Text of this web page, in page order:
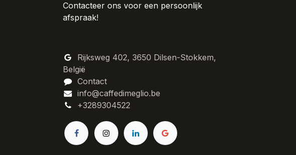
Contacteer ons voor een persoonlijk
afspraak!
Rijksweg 402, 3650 Dilsen-Stokkem,
België
Contact
info@caffedimeglio.be
+3289304522